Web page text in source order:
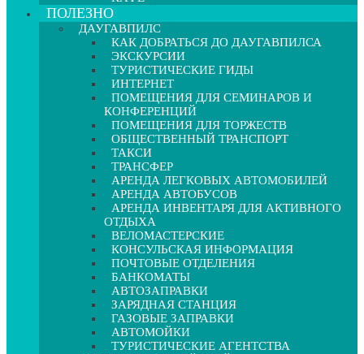
ПОЛЕЗНО
ДАУГАВПИЛС
КАК ДОБРАТЬСЯ ДО ДАУГАВПИЛСА
ЭКСКУРСИИ
ТУРИСТИЧЕСКИЕ ГИДЫ
ИНТЕРНЕТ
ПОМЕЩЕНИЯ ДЛЯ СЕМИНАРОВ И
КОНФЕРЕНЦИЙ
ПОМЕЩЕНИЯ ДЛЯ ТОРЖЕСТВ
ОБЩЕСТВЕННЫЙ ТРАНСПОРТ
ТАКСИ
ТРАНСФЕР
АРЕНДА ЛЕГКОВЫХ АВТОМОБИЛЕЙ
АРЕНДА АВТОБУСОВ
АРЕНДА ИНВЕНТАРЯ ДЛЯ АКТИВНОГО
ОТДЫХА
ВЕЛОМАСТЕРСКИЕ
КОНСУЛЬСКАЯ ИНФОРМАЦИЯ
ПОЧТОВЫЕ ОТДЕЛЕНИЯ
БАНКОМАТЫ
АВТОЗАПРАВКИ
ЗАРЯДНАЯ СТАНЦИЯ
ГАЗОВЫЕ ЗАПРАВКИ
АВТОМОЙКИ
ТУРИСТИЧЕСКИЕ АГЕНТСТВА